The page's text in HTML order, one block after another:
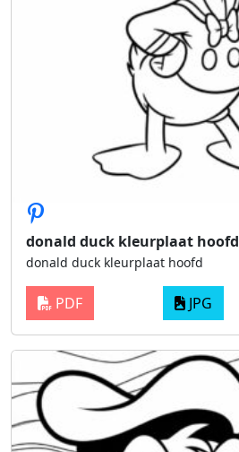
donald duck kleurplaat hoofd
donald duck kleurplaat hoofd
PDF JPG